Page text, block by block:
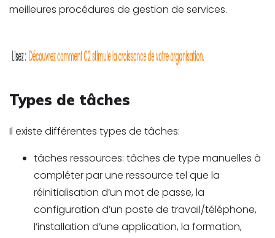
meilleures procédures de gestion de services.
Types de tâches
Il existe différentes types de tâches:
tâches ressources: tâches de type manuelles à
compléter par une ressource tel que la
réinitialisation d’un mot de passe, la
configuration d’un poste de travail/téléphone,
l’installation d’une application, la formation,